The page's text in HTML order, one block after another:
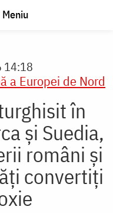
Meniu
14:18
a Europei de Nord
în
și Suedia,
români și
convertiți